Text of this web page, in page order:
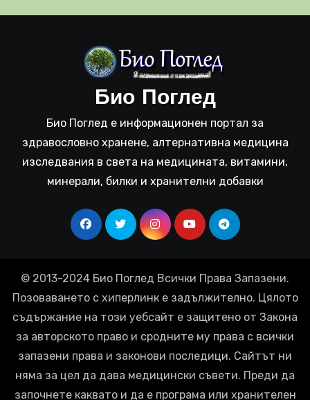
Био Поглед
Био Поглед е информационен портал за
здравословно хранене, алтернативна медицина
изследвания в света на медицината, витамини,
минерали, билки и хранителни добавки
© 2013-2024 Био Поглед Всички Права Запазени.
Позоваването с хиперлинк е задължително. Цялото
съдържание на този уебсайт е защитено от Закона
за авторското право и сродните му права с всички
запазени права и законови последици. Сайтът ни
няма за цел да дава медицински съвети. Преди да
започнете каквато и да е програма или хранителен